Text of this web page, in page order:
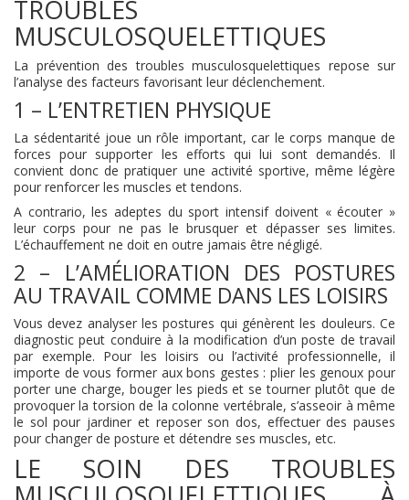
TROUBLES
MUSCULOSQUELETTIQUES
La prévention des troubles musculosquelettiques repose sur
l’analyse des facteurs favorisant leur déclenchement.
1 – L’ENTRETIEN PHYSIQUE
La sédentarité joue un rôle important, car le corps manque de
forces pour supporter les efforts qui lui sont demandés. Il
convient donc de pratiquer une activité sportive, même légère
pour renforcer les muscles et tendons.
A contrario, les adeptes du sport intensif doivent « écouter »
leur corps pour ne pas le brusquer et dépasser ses limites.
L’échauffement ne doit en outre jamais être négligé.
2 – L’AMÉLIORATION DES POSTURES
AU TRAVAIL COMME DANS LES LOISIRS
Vous devez analyser les postures qui génèrent les douleurs. Ce
diagnostic peut conduire à la modification d’un poste de travail
par exemple. Pour les loisirs ou l’activité professionnelle, il
importe de vous former aux bons gestes : plier les genoux pour
porter une charge, bouger les pieds et se tourner plutôt que de
provoquer la torsion de la colonne vertébrale, s’asseoir à même
le sol pour jardiner et reposer son dos, effectuer des pauses
pour changer de posture et détendre ses muscles, etc.
LE SOIN DES TROUBLES